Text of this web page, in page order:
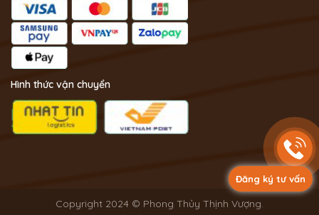
Đăng ký tư vấn
Hình thức vận chuyển
Copyright 2024 © Phong Thủy Thịnh Vượng.